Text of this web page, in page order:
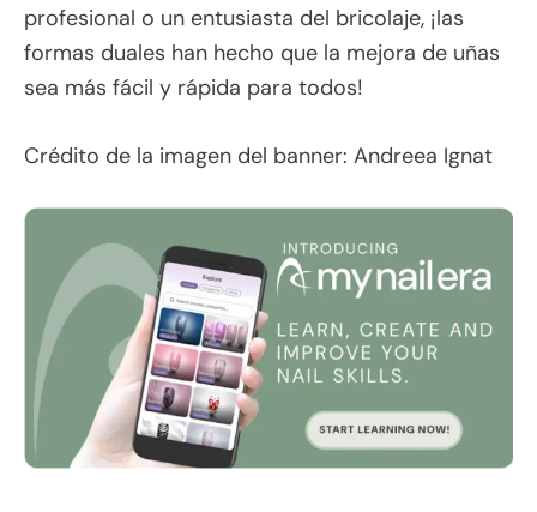
profesional o un entusiasta del bricolaje, ¡las
formas duales han hecho que la mejora de uñas
sea más fácil y rápida para todos!
Crédito de la imagen del banner: Andreea Ignat